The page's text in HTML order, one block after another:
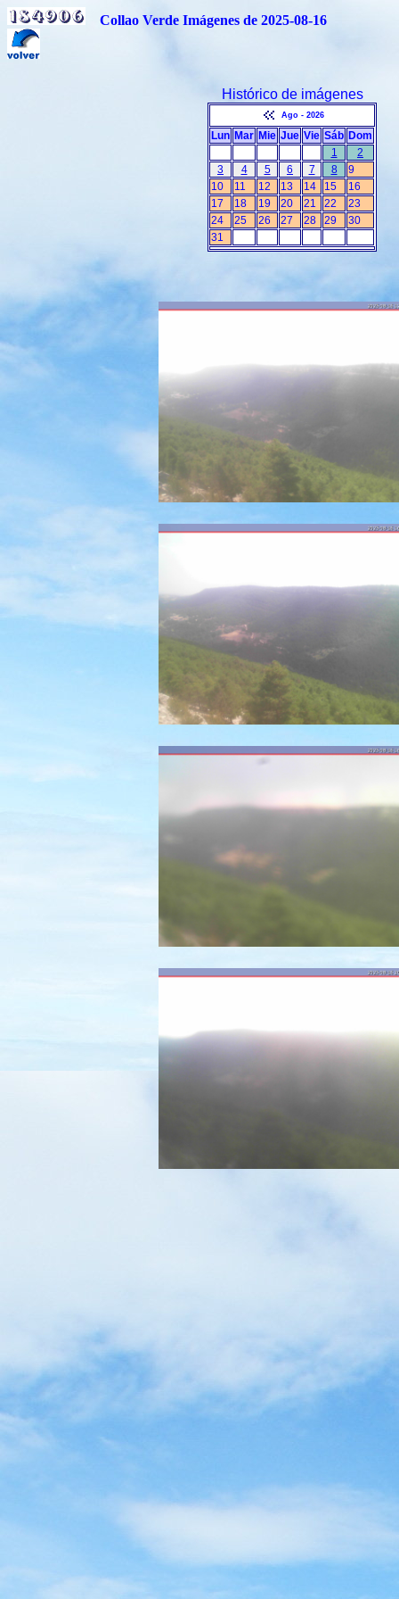
Collao Verde Imágenes de 2025-08-16
Histórico de imágenes
Ago - 2026
Lun Mar Mie Jue Vie Sáb Dom
1
2
3
4 5 6 7 8
9
10
11 12 13 14 15
16
17
18 19 20 21 22
23
24
25 26 27 28 29
30
31